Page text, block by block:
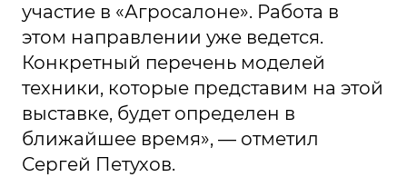
участие в «Агросалоне». Работа в
этом направлении уже ведется.
Конкретный перечень моделей
техники, которые представим на этой
выставке, будет определен в
ближайшее время», — отметил
Сергей Петухов.